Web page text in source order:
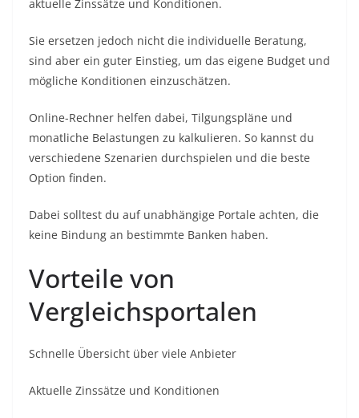
aktuelle Zinssätze und Konditionen.
Sie ersetzen jedoch nicht die individuelle Beratung,
sind aber ein guter Einstieg, um das eigene Budget und
mögliche Konditionen einzuschätzen.
Online-Rechner helfen dabei, Tilgungspläne und
monatliche Belastungen zu kalkulieren. So kannst du
verschiedene Szenarien durchspielen und die beste
Option finden.
Dabei solltest du auf unabhängige Portale achten, die
keine Bindung an bestimmte Banken haben.
Vorteile von
Vergleichsportalen
Schnelle Übersicht über viele Anbieter
Aktuelle Zinssätze und Konditionen